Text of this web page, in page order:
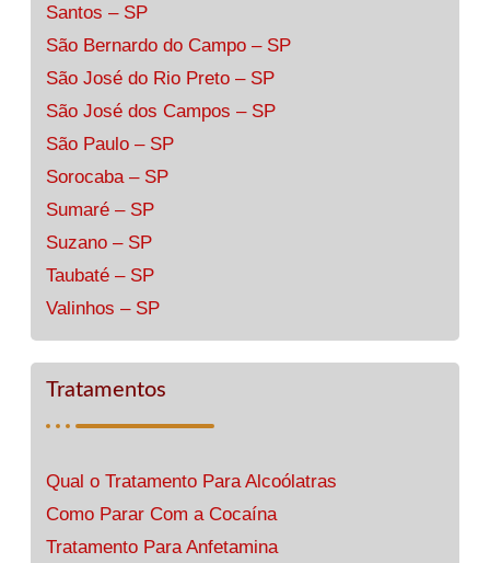
Santos – SP
São Bernardo do Campo – SP
São José do Rio Preto – SP
São José dos Campos – SP
São Paulo – SP
Sorocaba – SP
Sumaré – SP
Suzano – SP
Taubaté – SP
Valinhos – SP
Tratamentos
Qual o Tratamento Para Alcoólatras
Como Parar Com a Cocaína
Tratamento Para Anfetamina